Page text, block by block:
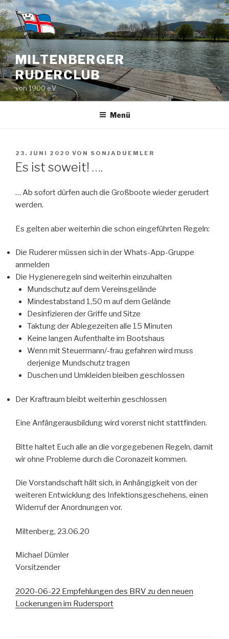
Zum
Inhalt
springen
MILTENBERGER
RUDERCLUB
von 1900 e.V.
Menü
VERÖFFENTLICHT
AM
23. JUNI 2020 VON SONJADUEMLER
Es ist soweit! ….
… Ab sofort dürfen auch die Großboote wieder gerudert
werden.
Es gelten aber weiterhin die schon eingeführten Regeln:
Die Ruderer müssen sich in der Whats-App-Gruppe
anmelden
Die Hygieneregeln sind weiterhin einzuhalten
Mundschutz auf dem Vereinsgelände
Mindestabstand 1,50 m auf dem Gelände
Desinfizieren der Griffe und Sitze
Taktung der Ablegezeiten alle 15 Minuten
Keine langen Aufenthalte im Bootshaus
Wenn mit Steuermann/-frau gefahren wird muss
derjenige Mundschutz tragen
Duschen und Umkleiden bleiben geschlossen
Der Kraftraum bleibt weiterhin geschlossen
Eine Anfängerausbildung wird vorerst nicht stattfinden.
Bitte haltet Euch alle an die vorgegebenen Regeln, damit
wir ohne Probleme durch die Coronazeit kommen.
Die Vorstandschaft hält sich, in Anhängigkeit von der
weiteren Entwicklung des Infektionsgeschehens, einen
Widerruf der Anordnungen vor.
Miltenberg, 23.06.20
Michael Dümler
Vorsitzender
2020-06-22 Empfehlungen des BRV zu den neuen
Lockerungen im Rudersport